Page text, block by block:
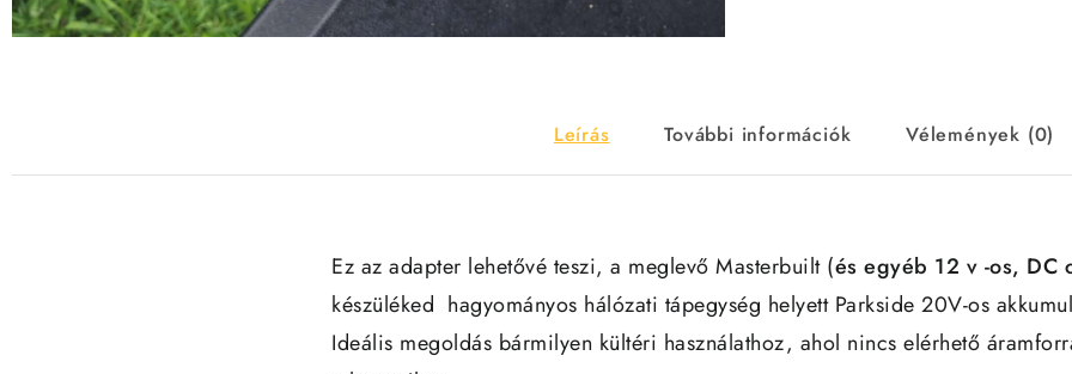
Leírás További információk Vélemények (0)
Ez az adapter lehetővé teszi, a meglevő Masterbuilt (és egyéb 12 v -os, DC
készüléked hagyományos hálózati tápegység helyett Parkside 20V-os
Ideális megoldás bármilyen kültéri használathoz, ahol nincs elérhető